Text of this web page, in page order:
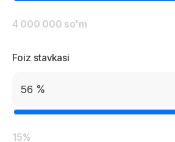
4 000 000 so'm
Foiz stavkasi
%
15%